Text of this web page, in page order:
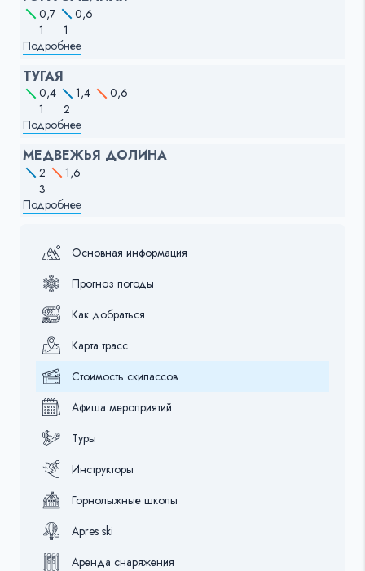
0,7
0,6
1
1
Подробнее
ТУГАЯ
0,4 1,4
0,6
1
2
Подробнее
МЕДВЕЖЬЯ ДОЛИНА
2
1,6
3
Подробнее
Основная информация
Прогноз погоды
Как добраться
Карта трасс
Стоимость скипассов
Афиша мероприятий
Туры
Инструкторы
Горнолыжные школы
Apres ski
Аренда снаряжения